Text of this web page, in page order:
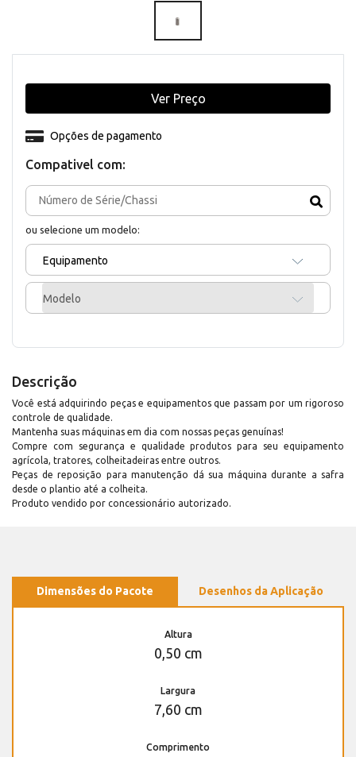
Compativel com:
ou selecione um modelo:
Equipamento
Modelo
Opções de pagamento
Ver Preço
Descrição
Você está adquirindo peças e equipamentos que passam por um rigoroso
controle de qualidade.
Mantenha suas máquinas em dia com nossas peças genuínas!
Compre com segurança e qualidade produtos para seu equipamento
agrícola, tratores, colheitadeiras entre outros.
Peças de reposição para manutenção dá sua máquina durante a safra
desde o plantio até a colheita.
Produto vendido por concessionário autorizado.
Dimensões do Pacote Desenhos da Aplicação
Altura
0,50 cm
Largura
7,60 cm
Comprimento